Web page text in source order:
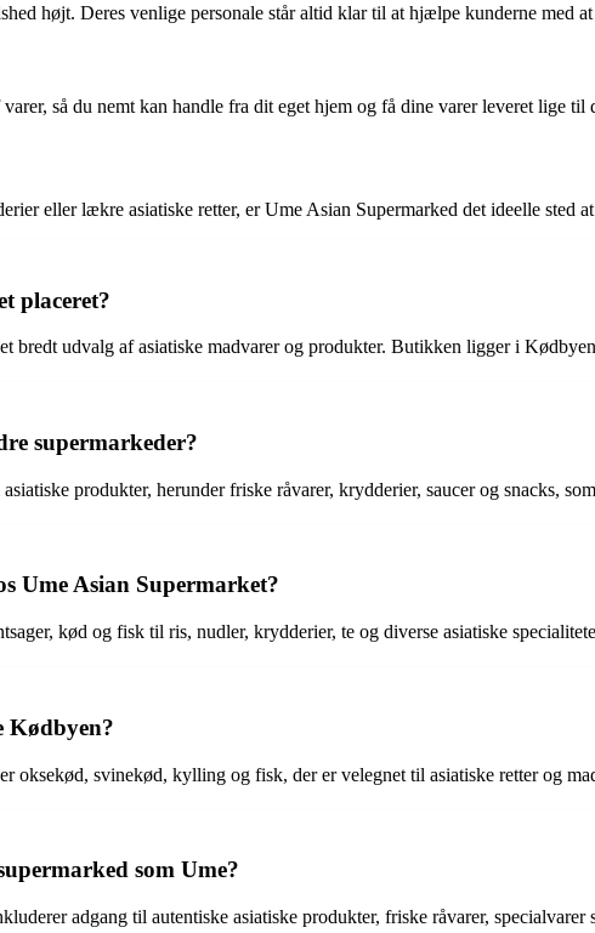
højt. Deres venlige personale står altid klar til at hjælpe kunderne med
så du nemt kan handle fra dit eget hjem og få dine varer leveret lige til
eller lækre asiatiske retter, er Ume Asian Supermarked det ideelle sted
placeret?
bredt udvalg af asiatiske madvarer og produkter. Butikken ligger i
supermarkeder?
produkter, herunder friske råvarer, krydderier, saucer og snacks,
Ume Asian Supermarket?
kød og fisk til ris, nudler, krydderier, te og diverse asiatiske
Kødbyen?
oksekød, svinekød, kylling og fisk, der er velegnet til asiatiske retter og
som Ume?
adgang til autentiske asiatiske produkter, friske råvarer,